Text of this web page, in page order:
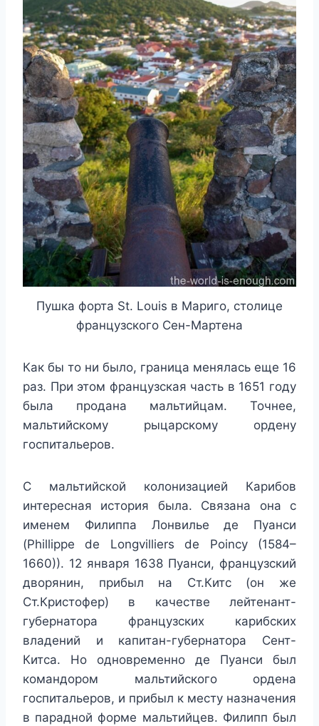
Пушка форта St. Louis в Мариго, столице
французского Сен-Мартена
Как бы то ни было, граница менялась еще 16
раз. При этом французская часть в 1651 году
была продана мальтийцам. Точнее,
мальтийскому рыцарскому ордену
госпитальеров.
С мальтийской колонизацией Карибов
интересная история была. Связана она с
именем Филиппа Лонвилье де Пуанси
(Phillippe de Longvilliers de Poincy (1584–
1660)). 12 января 1638 Пуанси, французский
дворянин, прибыл на Ст.Китс (он же
Ст.Кристофер) в качестве лейтенант-
губернатора французских карибских
владений и капитан-губернатора Сент-
Китса. Но одновременно де Пуанси был
командором мальтийского ордена
госпитальеров, и прибыл к месту назначения
в парадной форме мальтийцев. Филипп был